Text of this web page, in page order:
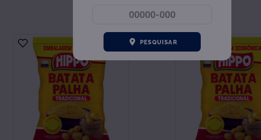
PESQUISAR